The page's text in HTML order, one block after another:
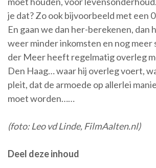
je dat? Zo ook bijvoorbeeld met een
En gaan we dan her-berekenen, dan
weer minder inkomsten en nog meer
der Meer heeft regelmatig overleg
Den Haag… waar hij overleg voert,
pleit, dat de armoede op allerlei
moet worden……
(foto: Leo vd Linde, FilmAalten.nl)
Deel deze inhoud